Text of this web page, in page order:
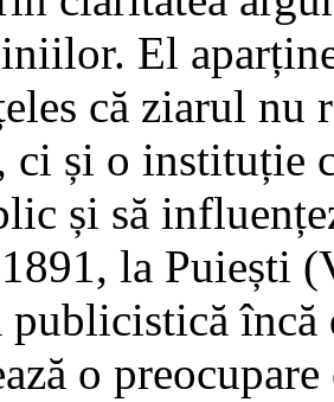
El
că ziarul nu
ci și o instituție
și să
la Puiești
publicistică
o